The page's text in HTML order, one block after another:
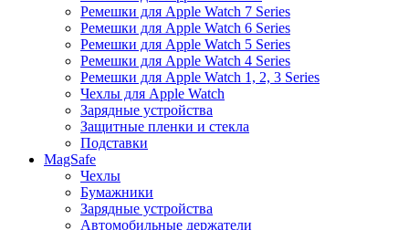
Ремешки для Apple Watch 7 Series
Ремешки для Apple Watch 6 Series
Ремешки для Apple Watch 5 Series
Ремешки для Apple Watch 4 Series
Ремешки для Apple Watch 1, 2, 3 Series
Чехлы для Apple Watch
Зарядные устройства
Защитные пленки и стекла
Подставки
MagSafe
Чехлы
Бумажники
Зарядные устройства
Автомобильные держатели